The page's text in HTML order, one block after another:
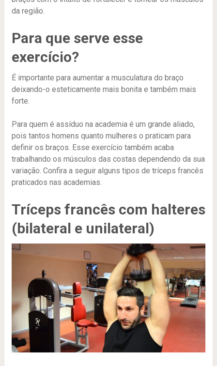
da região.
Para que serve esse
exercício?
É importante para aumentar a musculatura do braço
deixando-o esteticamente mais bonita e também mais
forte.
Para quem é assíduo na academia é um grande aliado,
pois tantos homens quanto mulheres o praticam para
definir os braços. Esse exercício também acaba
trabalhando os músculos das costas dependendo da sua
variação. Confira a seguir alguns tipos de tríceps francês
praticados nas academias.
Tríceps francês com halteres
(bilateral e unilateral)